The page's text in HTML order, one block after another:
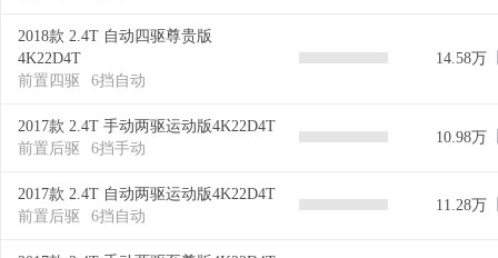
2018款 2.4T 自动四驱尊贵版
4K22D4T
前置四驱
6挡自动
14.58万
2017款 2.4T 手动两驱运动版4K22D4T
前置后驱
6挡手动
10.98万
2017款 2.4T 自动两驱运动版4K22D4T
前置后驱
6挡自动
11.28万